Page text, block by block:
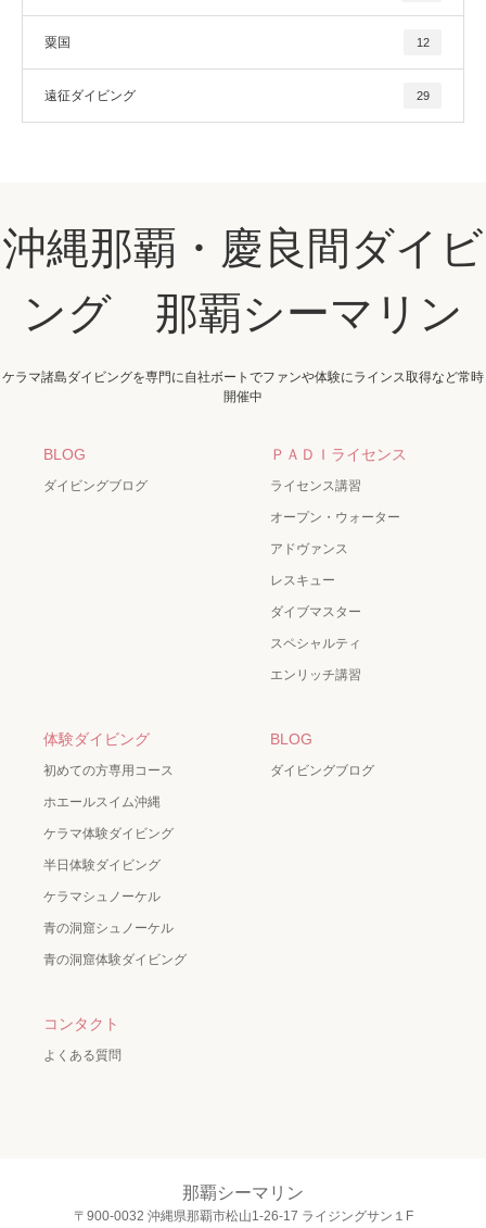
粟国 12
遠征ダイビング 29
沖縄那覇・慶良間ダイビ
ング 那覇シーマリン
ケラマ諸島ダイビングを専門に自社ボートでファンや体験にラインス取得など常時
開催中
BLOG
ダイビングブログ
ＰＡＤＩライセンス
ライセンス講習
オープン・ウォーター
アドヴァンス
レスキュー
ダイブマスター
スペシャルティ
エンリッチ講習
体験ダイビング
初めての方専用コース
ホエールスイム沖縄
ケラマ体験ダイビング
半日体験ダイビング
ケラマシュノーケル
青の洞窟シュノーケル
青の洞窟体験ダイビング
BLOG
ダイビングブログ
コンタクト
よくある質問
那覇シーマリン
〒900-0032 沖縄県那覇市松山1-26-17 ライジングサン１F